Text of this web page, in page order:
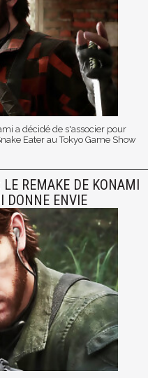
a décidé de s'associer pour
Eater au Tokyo Game Show
LE REMAKE DE KONAMI
DONNE ENVIE